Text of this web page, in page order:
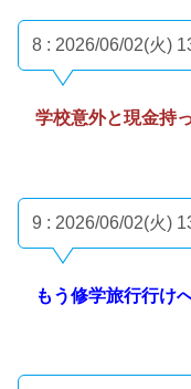
8 : 2026/06/02(火)
学校意外と現金持
9 : 2026/06/02(火)
もう修学旅行行け